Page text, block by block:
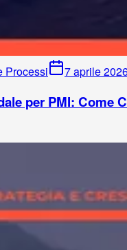
Processi 7 aprile
per PMI: Come